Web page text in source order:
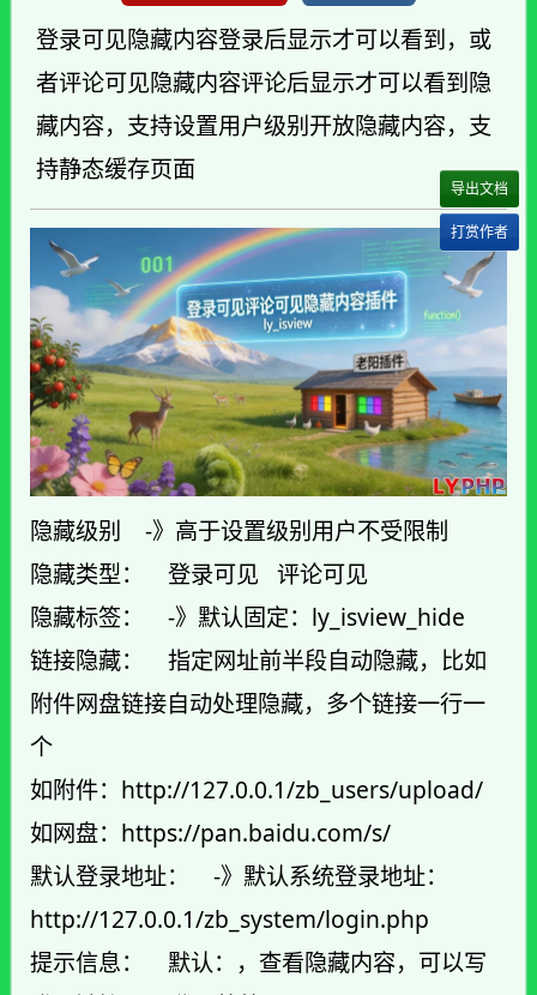
登录可见隐藏内容登录后显示才可以看到，或
者评论可见隐藏内容评论后显示才可以看到隐
藏内容，支持设置用户级别开放隐藏内容，支
持静态缓存页面
隐藏级别 -》高于设置级别用户不受限制
隐藏类型： 登录可见 评论可见
隐藏标签： -》默认固定：ly_isview_hide
链接隐藏： 指定网址前半段自动隐藏，比如
附件网盘链接自动处理隐藏，多个链接一行一
个
如附件：http://127.0.0.1/zb_users/upload/
如网盘：https://pan.baidu.com/s/
默认登录地址： -》默认系统登录地址：
http://127.0.0.1/zb_system/login.php
提示信息： 默认：，查看隐藏内容，可以写
导出文档
打赏作者